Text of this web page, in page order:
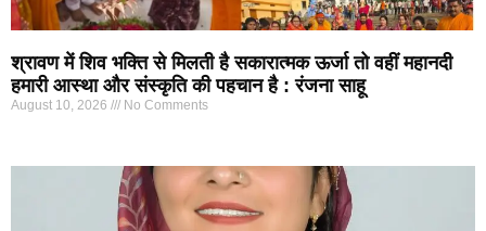
श्रावण में शिव भक्ति से मिलती है सकारात्मक ऊर्जा तो वहीं महानदी
हमारी आस्था और संस्कृति की पहचान है : रंजना साहू
August 10, 2026 No Comments